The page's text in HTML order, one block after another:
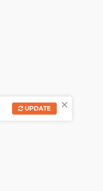
×
UPDATE